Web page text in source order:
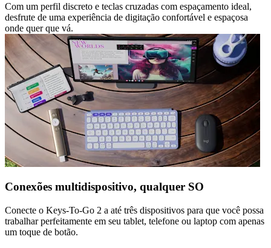
Com um perfil discreto e teclas cruzadas com espaçamento ideal,
desfrute de uma experiência de digitação confortável e espaçosa
onde quer que vá.
Conexões multidispositivo, qualquer SO
Conecte o Keys-To-Go 2 a até três dispositivos para que você possa
trabalhar perfeitamente em seu tablet, telefone ou laptop com apenas
um toque de botão.